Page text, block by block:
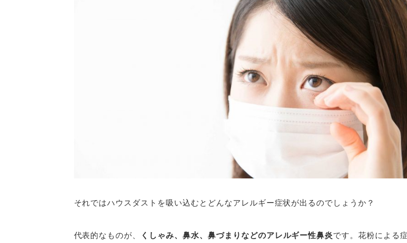
それではハウスダストを吸い込むとどんなアレルギー症状が出るのでしょうか？
代表的なものが、 くしゃみ、鼻水、鼻づまりなどのアレルギー性鼻炎です。花粉による